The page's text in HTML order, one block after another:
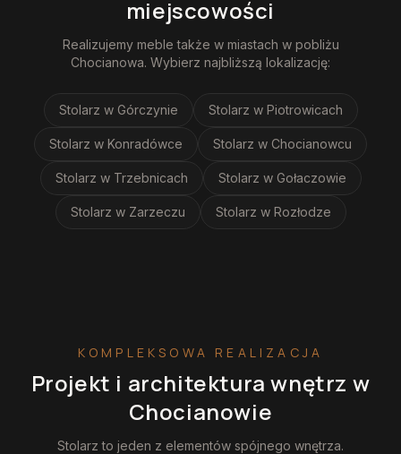
miejscowości
Realizujemy meble także w miastach w pobliżu
Chocianowa. Wybierz najbliższą lokalizację:
Stolarz w Górczynie Stolarz w Piotrowicach
Stolarz w Konradówce Stolarz w Chocianowcu
Stolarz w Trzebnicach Stolarz w Gołaczowie
Stolarz w Zarzeczu Stolarz w Rozłodze
KOMPLEKSOWA REALIZACJA
Projekt i architektura wnętrz w
Chocianowie
Stolarz to jeden z elementów spójnego wnętrza.